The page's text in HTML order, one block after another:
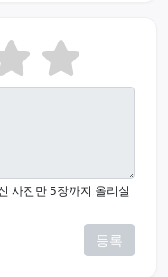
사진만 5장까지 올리실
등록